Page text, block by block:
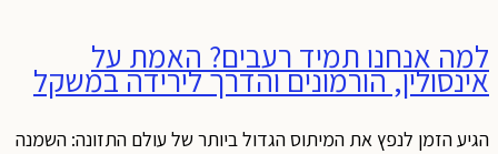
למה אנחנו תמיד רעבים? האמת על
אינסולין, הורמונים והדרך לירידה במשקל
הגיע הזמן לנפץ את המיתוס הגדול ביותר של עולם התזונה: השמנה